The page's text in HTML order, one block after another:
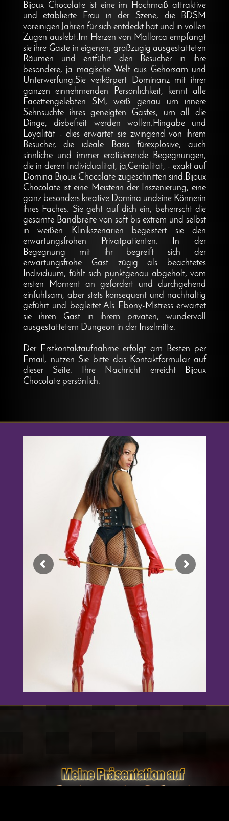
Bijoux Chocolate ist eine im Hochmaß attraktive
und etablierte Frau in der Szene, die BDSM
voreinigen Jahren für sich entdeckt hat und in vollen
Zügen auslebt.Im Herzen von Mallorca empfängt
sie ihre Gäste in eigenen, großzügig ausgestatteten
Räumen und entführt den Besucher in ihre
besondere, ja magische Welt aus Gehorsam und
Unterwerfung.Sie verkörpert Dominanz mit ihrer
ganzen einnehmenden Persönlichkeit, kennt alle
Facettengelebten SM, weiß genau um innere
Sehnsüchte ihres geneigten Gastes, um all die
Dinge, diebefreit werden wollen.Hingabe und
Loyalität - dies erwartet sie zwingend von ihrem
Besucher, die ideale Basis fürexplosive, auch
sinnliche und immer erotisierende Begegnungen,
die in deren Individualität, ja,Genialität, - exakt auf
Domina Bijoux Chocolate zugeschnitten sind.Bijoux
Chocolate ist eine Meisterin der Inszenierung, eine
ganz besonders kreative Domina undeine Könnerin
ihres Faches. Sie geht auf dich ein, beherrscht die
gesamte Bandbreite von soft bis extrem und selbst
in weißen Klinikszenarien begeistert sie den
erwartungsfrohen Privatpatienten. In der
Begegnung mit ihr begreift sich der
erwartungsfrohe Gast zügig als beachtetes
Individuum, fühlt sich punktgenau abgeholt, vom
ersten Moment an gefordert und durchgehend
einfühlsam, aber stets konsequent und nachhaltig
geführt und begleitet.Als Ebony-Mistress erwartet
sie ihren Gast in ihrem privaten, wundervoll
ausgestattetem Dungeon in der Inselmitte.
Der Erstkontaktaufnahme erfolgt am Besten per
Email, nutzen Sie bitte das Kontaktformular auf
dieser Seite. Ihre Nachricht erreicht Bijoux
Chocolate persönlich.